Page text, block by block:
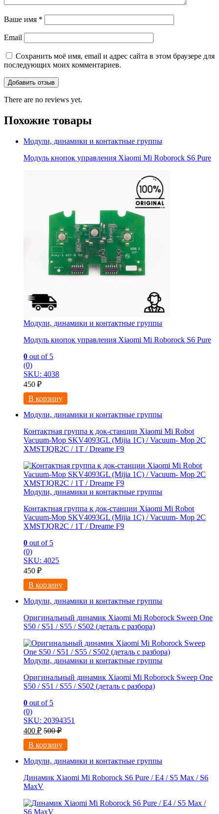
Ваше имя *
Email
Сохранить моё имя, email и адрес сайта в этом браузере для
последующих моих комментариев.
There are no reviews yet.
Похожие товары
Модули, динамики и контактные группы
Модуль кнопок управления Xiaomi Mi Roborock S6 Pure
Модули, динамики и контактные группы
Модуль кнопок управления Xiaomi Mi Roborock S6 Pure
0 out of 5
(0)
SKU: 4038
450 ₽
В корзину
Модули, динамики и контактные группы
Контактная группа к док-станции Xiaomi Mi Robot
Vacuum-Mop SKV4093GL (Mijia 1C) / Vacuum- Mop 2C
XMSTJQR2C / 1T / Dreame F9
Модули, динамики и контактные группы
Контактная группа к док-станции Xiaomi Mi Robot
Vacuum-Mop SKV4093GL (Mijia 1C) / Vacuum- Mop 2C
XMSTJQR2C / 1T / Dreame F9
0 out of 5
(0)
SKU: 4025
450 ₽
В корзину
Модули, динамики и контактные группы
Оригинальный динамик Xiaomi Mi Roborock Sweep One
S50 / S51 / S55 / S502 (деталь с разбора)
Модули, динамики и контактные группы
Оригинальный динамик Xiaomi Mi Roborock Sweep One
S50 / S51 / S55 / S502 (деталь с разбора)
0 out of 5
(0)
SKU: 20394351
400 ₽ 500₽
В корзину
Модули, динамики и контактные группы
Динамик Xiaomi Mi Roborock S6 Pure / E4 / S5 Max / S6
MaxV